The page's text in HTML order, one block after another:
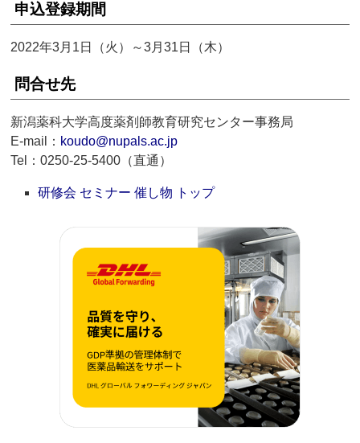
申込登録期間
2022年3月1日（火）～3月31日（木）
問合せ先
新潟薬科大学高度薬剤師教育研究センター事務局
E-mail： koudo@nupals.ac.jp
Tel：0250-25-5400（直通）
研修会 セミナー 催し物 トップ